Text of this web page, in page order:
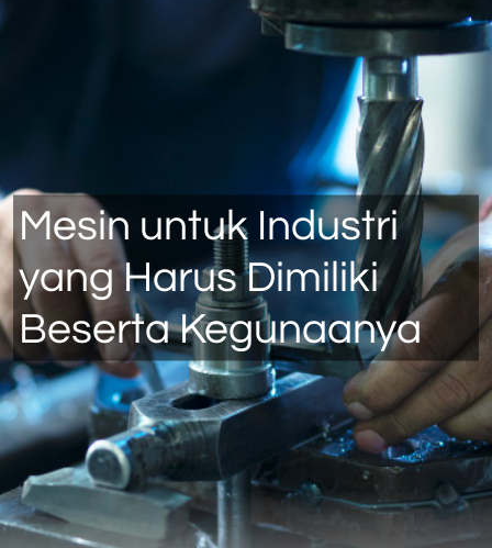
Mesin untuk Industri
yang Harus Dimiliki
Beserta Kegunaanya